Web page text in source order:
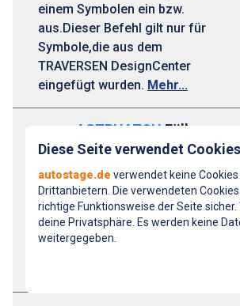
einem Symbolen ein bzw.
aus.Dieser Befehl gilt nur für
Symbole,die aus dem
TRAVERSEN DesignCenter
eingefügt wurden. Mehr...
ASTRHATCH Füllung
beim Einfügen EIN
Schaltet die 2D-Füllung für neu
einzufügende Symbole
ein.Dieser Befehl gilt nur für
Symbole,die aus dem
Diese Seite verwendet Cookies
autostage.de verwendet keine Cookies
Drittanbietern. Die verwendeten
richtige Funktionsweise der Seite sicher.
deine Privatsphäre. Es werden keine
weitergegeben.